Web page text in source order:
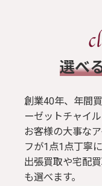
選べ
創業40年、年間
ーゼットチャイ
お客様の大事な
フが1点1点丁寧
出張買取や宅配
も選べます。